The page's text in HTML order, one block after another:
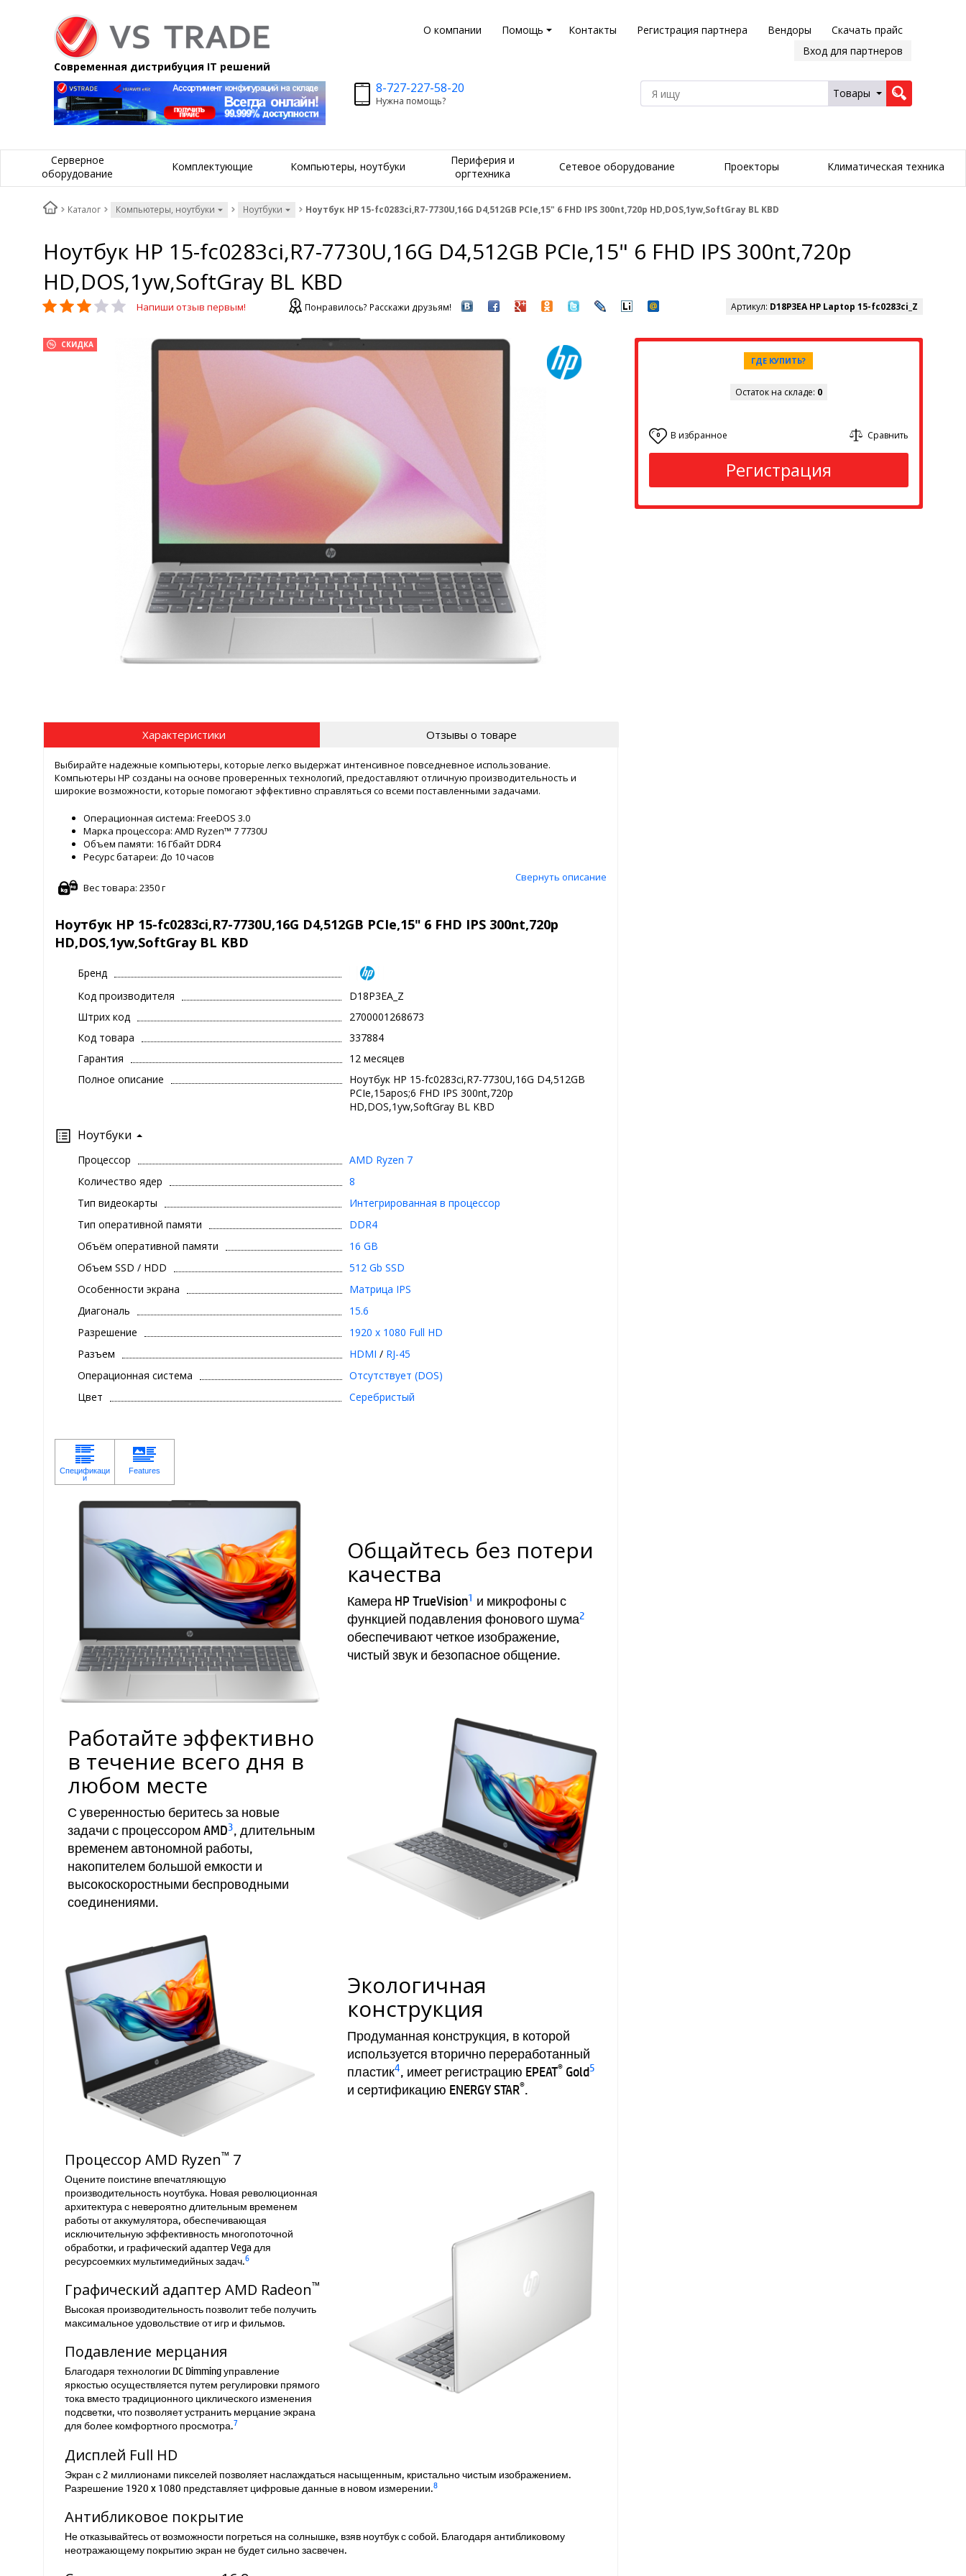
О компании Помощь Контакты Регистрация партнера Вендоры
Скачать прайс
Вход для партнеров
Современная дистрибуция IT решений
8-727-227-58-20
Нужна помощь?
Товары
Серверное
оборудование
Комплектующие Компьютеры, ноутбуки
Периферия и
оргтехника
Сетевое оборудование Проекторы Климатическая техника
Каталог Компьютеры, ноутбуки Ноутбуки Ноутбук HP 15-fc0283ci,R7-7730U,16G D4,512GB PCIe,15" 6 FHD IPS 300nt,720p HD,DOS,1yw,SoftGray BL KBD
Ноутбук HP 15-fc0283ci,R7-7730U,16G D4,512GB PCIe,15" 6 FHD IPS 300nt,720p
HD,DOS,1yw,SoftGray BL KBD
Напиши отзыв первым! Понравилось? Расскажи друзьям! Артикул: D18P3EA HP Laptop 15-fc0283ci_Z
СКИДКА
ГДЕ КУПИТЬ?
Остаток на складе: 0
0 В избранное Сравнить
Регистрация
Характеристики Отзывы о товаре
Выбирайте надежные компьютеры, которые легко выдержат интенсивное повседневное использование.
Компьютеры HP созданы на основе проверенных технологий, предоставляют отличную производительность и
широкие возможности, которые помогают эффективно справляться со всеми поставленными задачами.
Операционная система: FreeDOS 3.0
Марка процессора: AMD Ryzen™ 7 7730U
Объем памяти: 16 Гбайт DDR4
Ресурс батареи: До 10 часов
Свернуть описание
Вес товара: 2350 г
Ноутбук HP 15-fc0283ci,R7-7730U,16G D4,512GB PCIe,15" 6 FHD IPS 300nt,720p
HD,DOS,1yw,SoftGray BL KBD
Бренд
Код производителя
D18P3EA_Z
Штрих код
2700001268673
Код товара
337884
Гарантия
12 месяцев
Полное описание
Ноутбук HP 15-fc0283ci,R7-7730U,16G D4,512GB
PCIe,15apos;6 FHD IPS 300nt,720p
HD,DOS,1yw,SoftGray BL KBD
Ноутбуки
Процессор
AMD Ryzen 7
Количество ядер
8
Тип видеокарты
Интегрированная в процессор
Тип оперативной памяти
DDR4
Объём оперативной памяти
16 GB
Объем SSD / HDD
512 Gb SSD
Особенности экрана
Матрица IPS
Диагональ
15.6
Разрешение
1920 x 1080 Full HD
Разъем
HDMI / RJ-45
Операционная система
Отсутствует (DOS)
Цвет
Серебристый
Общайтесь без потери
качества
Камера HP TrueVision1 и микрофоны с
функцией подавления фонового шума2
обеспечивают четкое изображение,
чистый звук и безопасное общение.
Работайте эффективно
в течение всего дня в
любом месте
С уверенностью беритесь за новые
задачи с процессором AMD3, длительным
временем автономной работы,
накопителем большой емкости и
высокоскоростными беспроводными
соединениями.
Экологичная
конструкция
Продуманная конструкция, в которой
используется вторично переработанный
пластик4, имеет регистрацию EPEAT® Gold5
и сертификацию ENERGY STAR®.
Процессор AMD Ryzen™ 7
Оцените поистине впечатляющую
производительность ноутбука. Новая революционная
архитектура с невероятно длительным временем
работы от аккумулятора, обеспечивающая
исключительную эффективность многопоточной
обработки, и графический адаптер Vega для
ресурсоемких мультимедийных задач.6
Графический адаптер AMD Radeon™
Высокая производительность позволит тебе получить
максимальное удовольствие от игр и фильмов.
Подавление мерцания
Благодаря технологии DC Dimming управление
яркостью осуществляется путем регулировки прямого
тока вместо традиционного циклического изменения
подсветки, что позволяет устранить мерцание экрана
для более комфортного просмотра.7
Дисплей Full HD
Экран с 2 миллионами пикселей позволяет наслаждаться насыщенным, кристально чистым изображением.
Разрешение 1920 x 1080 представляет цифровые данные в новом измерении.8
Антибликовое покрытие
Не отказывайтесь от возможности погреться на солнышке, взяв ноутбук с собой. Благодаря антибликовому
неотражающему покрытию экран не будет сильно засвечен.